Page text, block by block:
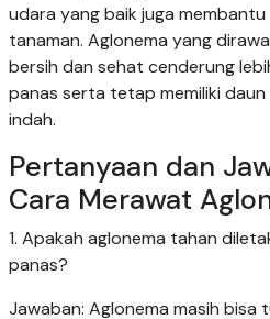
udara yang baik juga
tanaman. Aglonema yang
bersih dan sehat cenderung
panas serta tetap memiliki
indah.
Pertanyaan dan
Cara Merawat
1. Apakah aglonema tahan
panas?
Jawaban: Aglonema masih bisa